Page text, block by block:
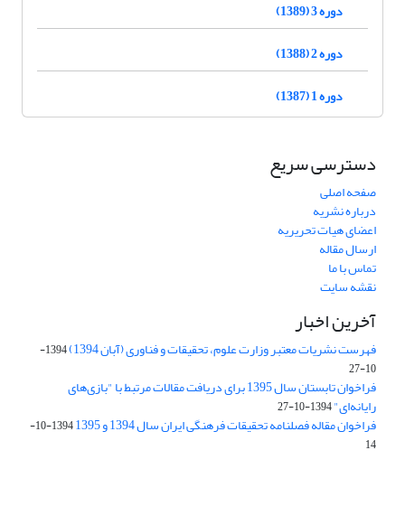
دوره 3 (1389)
دوره 2 (1388)
دوره 1 (1387)
دسترسی سریع
صفحه اصلی
درباره نشریه
اعضای هیات تحریریه
ارسال مقاله
تماس با ما
نقشه سایت
آخرین اخبار
فهرست نشریات معتبر وزارت علوم، تحقیقات و فناوری (آبان 1394)
1394-
10-27
فراخوان تابستان سال 1395 برای دریافت مقالات مرتبط با "بازی‌های
رایانه‌ای"1394-10-27
فراخوان مقاله فصلنامه تحقیقات فرهنگی ایران سال 1394 و 1395
1394-10-
14